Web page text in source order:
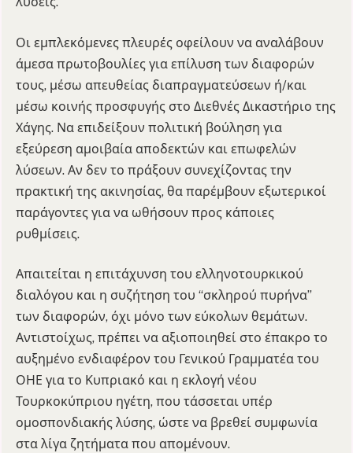
Οι εμπλεκόμενες πλευρές οφείλουν να αναλάβουν
άμεσα πρωτοβουλίες για επίλυση των διαφορών
τους, μέσω απευθείας διαπραγματεύσεων ή/και
μέσω κοινής προσφυγής στο Διεθνές Δικαστήριο της
Χάγης. Να επιδείξουν πολιτική βούληση για
εξεύρεση αμοιβαία αποδεκτών και επωφελών
λύσεων. Αν δεν το πράξουν συνεχίζοντας την
πρακτική της ακινησίας, θα παρέμβουν εξωτερικοί
παράγοντες για να ωθήσουν προς κάποιες
ρυθμίσεις.
Απαιτείται η επιτάχυνση του ελληνοτουρκικού
διαλόγου και η συζήτηση του “σκληρού πυρήνα”
των διαφορών, όχι μόνο των εύκολων θεμάτων.
Αντιστοίχως, πρέπει να αξιοποιηθεί στο έπακρο το
αυξημένο ενδιαφέρον του Γενικού Γραμματέα του
ΟΗΕ για το Κυπριακό και η εκλογή νέου
Τουρκοκύπριου ηγέτη, που τάσσεται υπέρ
ομοσπονδιακής λύσης, ώστε να βρεθεί συμφωνία
στα λίγα ζητήματα που απομένουν.